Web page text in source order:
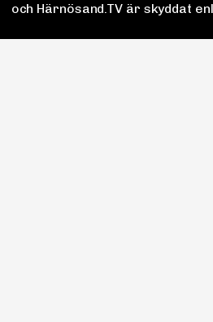
och Härnösand.TV är skyddat